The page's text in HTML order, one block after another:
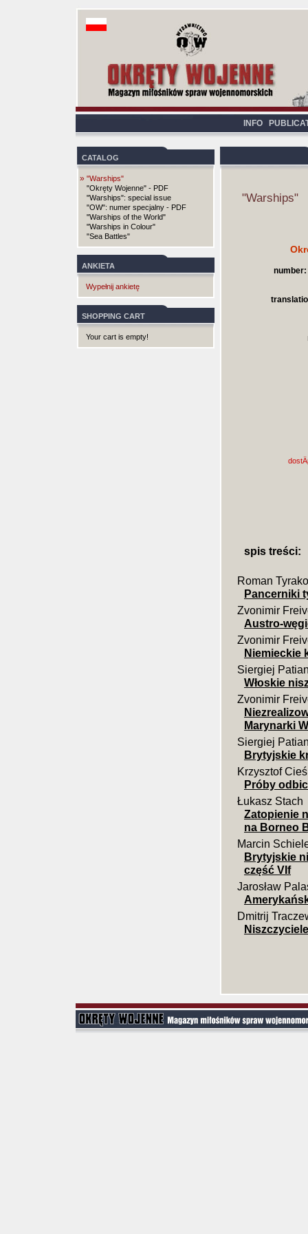
INFO
CATALOG
» "Warships"
"Okręty Wojenne" - PDF
"Warships": special issue
"OW": numer specjalny - PDF
"Warships of the World"
"Warships in Colour"
"Sea Battles"
ANKIETA
Wypełnij ankietę
SHOPPING CART
Your cart is empty!
"Warships"
number:
spis treści:
Roman
Pancerniki
Zvonimir
Austro-
Zvonimir
Niemieckie
Siergiej
Włoskie
Zvonimir
Marynarki
Siergiej
Brytyjskie
Krzysztof
Próby
Łukasz Stach
Zatopienie
na Borneo
Marcin
Brytyjskie
część VIf
Jarosław
Dmitrij